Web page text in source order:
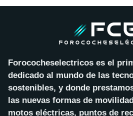
Forococheselectricos es el
dedicado al mundo de las
sostenibles, y donde
las nuevas formas de
motos eléctricas, puntos de